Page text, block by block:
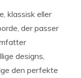
klassisk eller
der passer
designs,
den perfekte